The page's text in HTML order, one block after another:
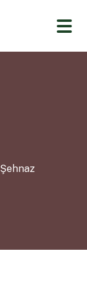
Şehnaz